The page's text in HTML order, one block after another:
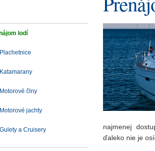
lodí
Plachetnice
Katamarany
Motorové člny
Motorové jachty
Gulety a Cruisery
najmenej
ďaleko nie je